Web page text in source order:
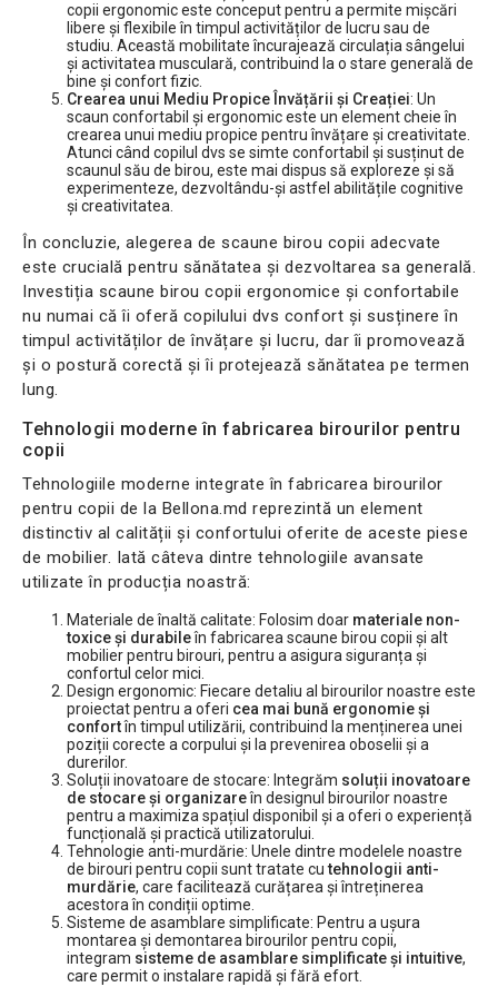
copii ergonomic este conceput pentru a permite mișcări
libere și flexibile în timpul activităților de lucru sau de
studiu. Această mobilitate încurajează circulația sângelui
și activitatea musculară, contribuind la o stare generală de
bine și confort fizic.
Crearea unui Mediu Propice Învățării și Creației: Un
scaun confortabil și ergonomic este un element cheie în
crearea unui mediu propice pentru învățare și creativitate.
Atunci când copilul dvs se simte confortabil și susținut de
scaunul său de birou, este mai dispus să exploreze și să
experimenteze, dezvoltându-și astfel abilitățile cognitive
și creativitatea.
În concluzie, alegerea de scaune birou copii adecvate
este crucială pentru sănătatea și dezvoltarea sa generală.
Investiția scaune birou copii ergonomice și confortabile
nu numai că îi oferă copilului dvs confort și susținere în
timpul activităților de învățare și lucru, dar îi promovează
și o postură corectă și îi protejează sănătatea pe termen
lung.
Tehnologii moderne în fabricarea birourilor pentru
copii
Tehnologiile moderne integrate în fabricarea birourilor
pentru copii de la Bellona.md reprezintă un element
distinctiv al calității și confortului oferite de aceste piese
de mobilier. Iată câteva dintre tehnologiile avansate
utilizate în producția noastră:
Materiale de înaltă calitate: Folosim doar materiale non-
toxice și durabileîn fabricarea scaune birou copii și alt
mobilier pentru birouri, pentru a asigura siguranța și
confortul celor mici.
Design ergonomic: Fiecare detaliu al birourilor noastre este
proiectat pentru a oferi cea mai bună ergonomie și
confortîn timpul utilizării, contribuind la menținerea unei
poziții corecte a corpului și la prevenirea oboselii și a
durerilor.
Soluții inovatoare de stocare: Integrăm soluții inovatoare
de stocare și organizareîn designul birourilor noastre
pentru a maximiza spațiul disponibil și a oferi o experiență
funcțională și practică utilizatorului.
Tehnologie anti-murdărie: Unele dintre modelele noastre
de birouri pentru copii sunt tratate cutehnologii anti-
murdărie, care facilitează curățarea și întreținerea
acestora în condiții optime.
Sisteme de asamblare simplificate: Pentru a ușura
montarea și demontarea birourilor pentru copii,
integram sisteme de asamblare simplificate și intuitive,
care permit o instalare rapidă și fără efort.